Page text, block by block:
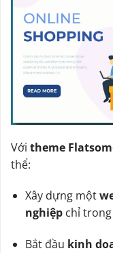
Với theme
thể:
Xây dựng một
nghiệpchỉ trong
Bắt đầu kinh